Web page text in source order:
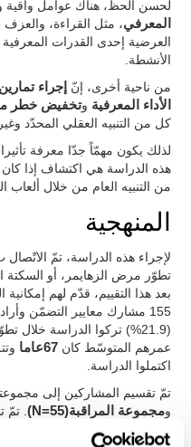
لحسن الحظّ، هناك عوامل واقية
المعرفي، مثل القراءة،
العرضية إحدى القدرات المعرفية
الأنشطة.
من ناحية أخرى، إنّ إجراء
الأداء المعرفية وتخفيض خطر
كل من التنبيه العقلي المحدّد
لذلك يكون مهمّاً جدّا معرفة
هذه الدراسة هي اكتشاف إذا كان
من التنبيه العام من خلال ألعاب
المنهجية
تطوّر مرض الزهايمر، أو السكتة
بعد هذا التقييم، قدّم لهم
(21.9%) تركوا الدراسة خلال تطوّرها. إن
عمرهم المتوسّط كان67عاما
اكتملوا الدراسة.
تمّ تقسيم المشاركين إلى
ومجموعة المراقبة(N=55)
المجموعتين في البداية ونهاية